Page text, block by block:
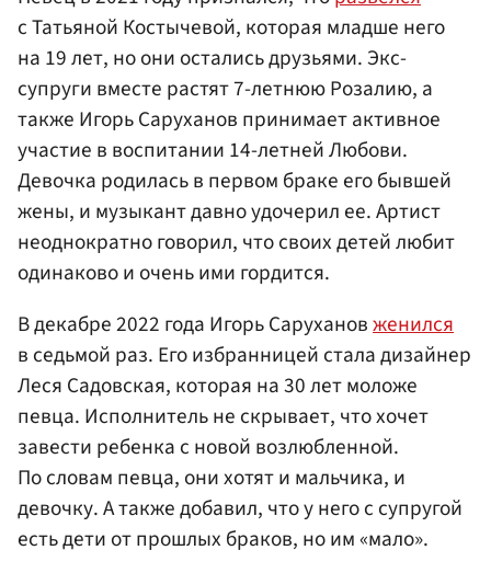
с Татьяной Костычевой, которая младше него
на 19 лет, но они остались друзьями. Экс-
супруги вместе растят 7-летнюю Розалию, а
также Игорь Саруханов принимает активное
участие в воспитании 14-летней Любови.
Девочка родилась в первом браке его бывшей
жены, и музыкант давно удочерил ее. Артист
неоднократно говорил, что своих детей любит
одинаково и очень ими гордится.
В декабре 2022 года Игорь Сарухановженился
в седьмой раз. Его избранницей стала дизайнер
Леся Садовская, которая на 30 лет моложе
певца. Исполнитель не скрывает, что хочет
завести ребенка с новой возлюбленной.
По словам певца, они хотят и мальчика, и
девочку. А также добавил, что у него с супругой
есть дети от прошлых браков, но им «мало».